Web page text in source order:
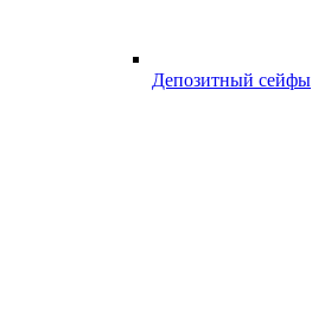
Депозитный сейфы